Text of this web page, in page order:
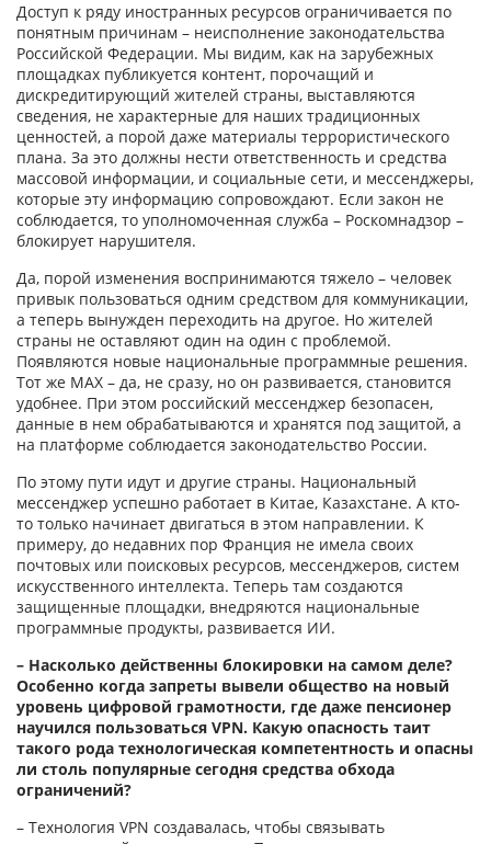
Доступ к ряду иностранных ресурсов ограничивается по
понятным причинам – неисполнение законодательства
Российской Федерации. Мы видим, как на зарубежных
площадках публикуется контент, порочащий и
дискредитирующий жителей страны, выставляются
сведения, не характерные для наших традиционных
ценностей, а порой даже материа­лы террористического
плана. За это должны нести ответственность и средства
массовой информации, и социальные сети, и мессенджеры,
которые эту информацию сопровождают. Если закон не
соблюдается, то уполномоченная служба – Роскомнадзор –
блокирует нарушителя.
Да, порой изменения воспринимаются тяжело – человек
привык пользоваться одним средством для коммуникации,
а теперь вынужден переходить на другое. Но жителей
страны не оставляют один на один с проблемой.
Появляются новые национальные программные решения.
Тот же МАХ – да, не сразу, но он развивается, становится
удобнее. При этом российский мессенджер безопасен,
данные в нем обрабатываются и хранятся под защитой, а
на платформе соблюдается законодательство России.
По этому пути идут и другие страны. Национальный
мессенджер успешно работает в Китае, Казахстане. А кто-
то только начинает двигаться в этом направлении. К
примеру, до недавних пор Франция не имела своих
почтовых или поисковых ресурсов, мессенджеров, систем
искусственного интеллекта. Теперь там создаются
защищенные площадки, внедряются национальные
програм­мные продукты, развивается ИИ.
– Насколько действенны блокировки на самом деле?
Особенно когда запреты вывели общество на новый
уровень цифровой грамотности, где даже пенсионер
научился пользоваться VPN. Какую опасность таит
такого рода технологическая компетентность и опасны
ли столь популярные сегодня средства обхода
ограничений?
– Технология VPN создавалась, чтобы связывать